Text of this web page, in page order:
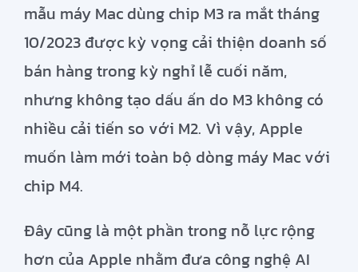
mẫu máy Mac dùng chip M3 ra mắt tháng
10/2023 được kỳ vọng cải thiện doanh số
bán hàng trong kỳ nghỉ lễ cuối năm,
nhưng không tạo dấu ấn do M3 không có
nhiều cải tiến so với M2. Vì vậy, Apple
muốn làm mới toàn bộ dòng máy Mac với
chip M4.
Đây cũng là một phần trong nỗ lực rộng
hơn của Apple nhằm đưa công nghệ AI